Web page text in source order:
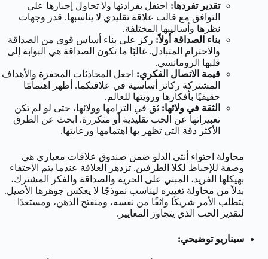
تقدير تفردها: احتفل بفرادتها ولا تحاول إجبارها على
التوافق مع قالب علاقة تقليدي لا يناسبها. قدر وجهات
نظرها وأساليبها المختلفة.
بناء الصداقة أولاً: ركز على بناء أساس قوي من الصداقة
والاحترام المتبادل. غالبًا ما تكون الصداقة هي البوابة إلى
قلبها الرومانسي.
قيمة الاتصال الفكري: اجعل المحادثات المحفزة والأهداف
المشتركة ركائز أساسية في علاقتكما. أظهر اهتمامًا
حقيقيًا بأفكارها ورؤيتها للعالم.
الثقة في ولائها: ثق في التزامها وولائها، حتى لو لم تكن
تعبيراتها عن الحب تقليدية أو متكررة. ابحث عن الطرق
الأكثر دقة التي تظهر بها اهتمامها ورعايتها.
محاولة احتواء أنثى الدلو ضمن صندوق علاقات معياري هي
وصفة للإحباط لكلا الطرفين. تزدهر العلاقة عندما يتم الاحتفاء
بهيكلها الفريد، المبني على الحرية والصداقة والفكر المشترك،
بدلاً من محاولة تغييره ليناسب نموذجًا لا يعكس جوهرها الأصيل.
يتطلب الأمر شريكًا واثقًا من نفسه، ومنفتح الذهن، ومستعدًا
لتقدير الحب الذي يتجاوز المعايير.
سيناريو توضيحي: